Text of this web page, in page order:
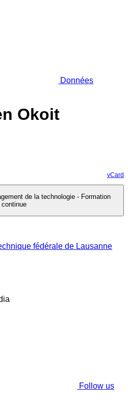
Données
Okoit
vCard
de la technologie - Formation
continue
Follow us